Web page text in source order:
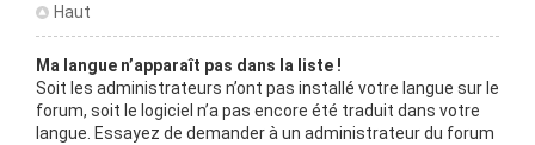
Haut
Ma langue n’apparaît pas dans la liste !
Soit les administrateurs n’ont pas installé votre langue sur le
forum, soit le logiciel n’a pas encore été traduit dans votre
langue. Essayez de demander à un administrateur du forum